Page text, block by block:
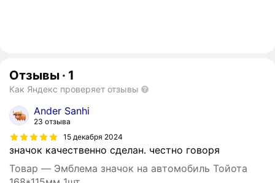
Отзывы · 1
Как Яндекс проверяет отзывы
Ander Sanhi
23 отзыва
15 декабря 2024
значок качественно сделан. честно говоря
Товар — Эмблема значок на автомобиль Тойота